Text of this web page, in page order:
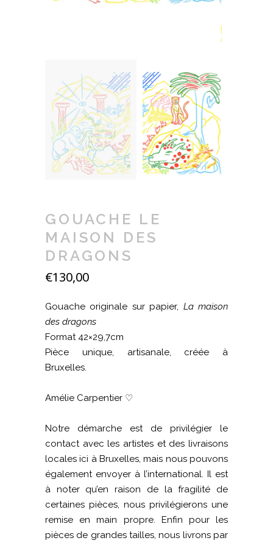
GOUACHE LE
MAISON DES
DRAGONS
€130,00
Gouache originale sur papier, La maison
des dragons
Format 42×29,7cm
Pièce unique, artisanale, créée à
Bruxelles.
Amélie Carpentier ♡
Notre démarche est de privilégier le
contact avec les artistes et des livraisons
locales ici à Bruxelles, mais nous pouvons
également envoyer à l’international. Il est
à noter qu’en raison de la fragilité de
certaines pièces, nous privilégierons une
remise en main propre. Enfin pour les
pièces de grandes tailles, nous livrons par